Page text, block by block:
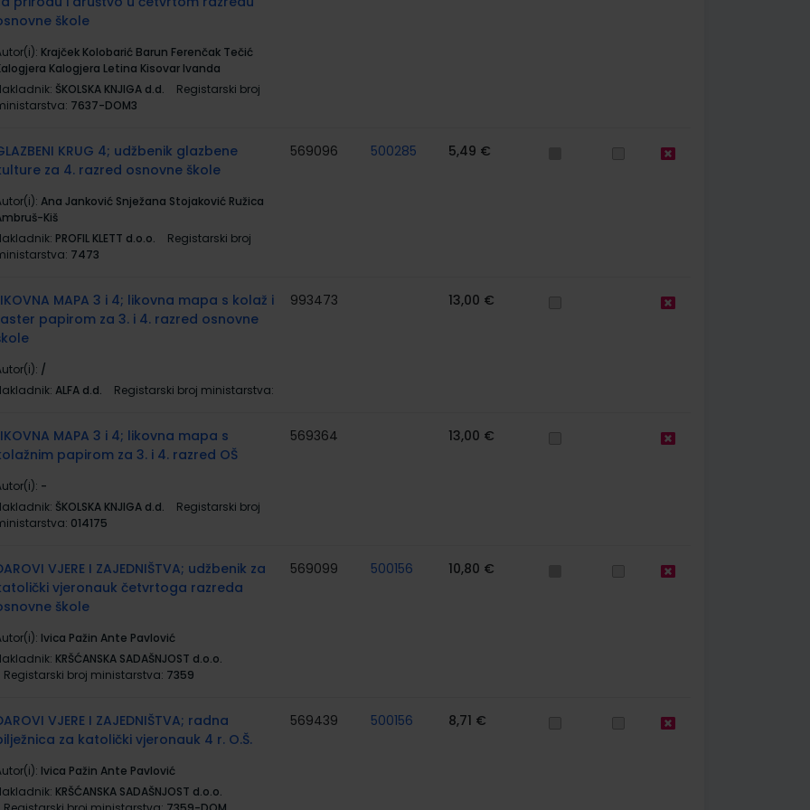
škole
Krajček Kolobarić Barun Ferenčak Tečić
Kalogjera Letina Kisovar Ivanda
ŠKOLSKA KNJIGA d.d.
Registarski broj
7637-DOM3
KRUG 4; udžbenik glazbene
za 4. razred osnovne škole
Ana Janković Snježana Stojaković Ružica
Kiš
PROFIL KLETT d.o.o.
Registarski broj
7473
569096 500285 5,49 €
MAPA 3 i 4; likovna mapa s kolaž i
papirom za 3. i 4. razred osnovne
/
ALFA d.d. Registarski broj ministarstva:
993473 13,00 €
MAPA 3 i 4; likovna mapa s
papirom za 3. i 4. razred OŠ
-
ŠKOLSKA KNJIGA d.d.
Registarski broj
014175
569364 13,00 €
VJERE I ZAJEDNIŠTVA; udžbenik za
vjeronauk četvrtoga razreda
škole
Ivica Pažin Ante Pavlović
KRŠĆANSKA SADAŠNJOST d.o.o.
Registarski broj ministarstva: 7359
569099 500156 10,80 €
VJERE I ZAJEDNIŠTVA; radna
za katolički vjeronauk 4 r. O.Š.
Ivica Pažin Ante Pavlović
KRŠĆANSKA SADAŠNJOST d.o.o.
569439 500156 8,71 €